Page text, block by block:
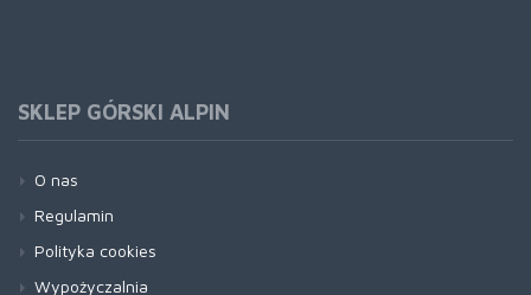
SKLEP GÓRSKI ALPIN
O nas
Regulamin
Polityka cookies
Wypożyczalnia